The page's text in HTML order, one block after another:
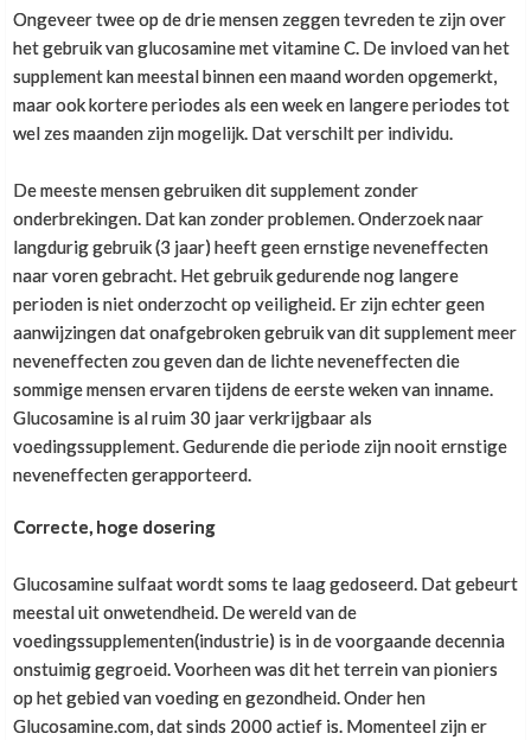
Ongeveer twee op de drie mensen zeggen tevreden te zijn over
het gebruik van glucosamine met vitamine C. De invloed van het
supplement kan meestal binnen een maand worden opgemerkt,
maar ook kortere periodes als een week en langere periodes tot
wel zes maanden zijn mogelijk. Dat verschilt per individu.
De meeste mensen gebruiken dit supplement zonder
onderbrekingen. Dat kan zonder problemen. Onderzoek naar
langdurig gebruik (3 jaar) heeft geen ernstige neveneffecten
naar voren gebracht. Het gebruik gedurende nog langere
perioden is niet onderzocht op veiligheid. Er zijn echter geen
aanwijzingen dat onafgebroken gebruik van dit supplement meer
neveneffecten zou geven dan de lichte neveneffecten die
sommige mensen ervaren tijdens de eerste weken van inname.
Glucosamine is al ruim 30 jaar verkrijgbaar als
voedingssupplement. Gedurende die periode zijn nooit ernstige
neveneffecten gerapporteerd.
Correcte, hoge dosering
Glucosamine sulfaat wordt soms te laag gedoseerd. Dat gebeurt
meestal uit onwetendheid. De wereld van de
voedingssupplementen(industrie) is in de voorgaande decennia
onstuimig gegroeid. Voorheen was dit het terrein van pioniers
op het gebied van voeding en gezondheid. Onder hen
Glucosamine.com, dat sinds 2000 actief is. Momenteel zijn er
Tijdens duursport
Steffan,25 april 2023
Uitermate goed
Frank Van Diejen,1 september 2022
Prijs kwaliteitverhouding uitermate goed
Heel tevreden altijd
Jenny, 2 juni 2021
De vijf sterren geef ik aan al de producten die ik al
jarenlang gebruik. Bij powersupplements. En heel
tevreden altijd. Kwestie kwaliteit verzending de
volgende dag steeds. Dus super. Jenny
Daarnaast is het raadzaam een deskundige te laten
uitvoering van je oefeningen. Misschien schuilt het
probleem on een oefening waarmee je de knie
Veel mensen krijgen knieklachten wanneer ze de knie
tijdens een squatoefening of bij uitvalspassen te ver
naar voren laten komen. Voor dit type oefeningen
geldt de volgende regel: trek een denkbeeldige lijn
van de knie naar de voet en laat de knieschijf niet
voorbij je tenen komen.
regel niet toepassen bij de leg press vanwege de
press moet de denkbeeldige lijn parallel lopen aan de
richting waarin je de voeten wegduwt.
Bedankt voor de reactie.